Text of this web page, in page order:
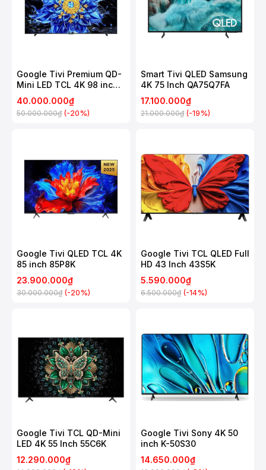
Google Tivi Premium QD-
Mini LED TCL 4K 98 inch
98P8LS
40.000.000₫
50.000.000₫ (-20%)
Smart Tivi QLED Samsung
4K 75 Inch QA75Q7FA
17.100.000₫
21.000.000₫ (-19%)
Google Tivi QLED TCL 4K
85 inch 85P8K
23.900.000₫
30.000.000₫ (-20%)
Google Tivi TCL QLED Full
HD 43 Inch 43S5K
5.590.000₫
6.500.000₫ (-14%)
Google Tivi TCL QD-Mini
LED 4K 55 Inch 55C6K
12.290.000₫
Google Tivi Sony 4K 50
inch K-50S30
14.650.000₫